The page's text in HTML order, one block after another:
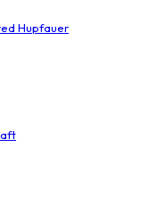
Hupfauer